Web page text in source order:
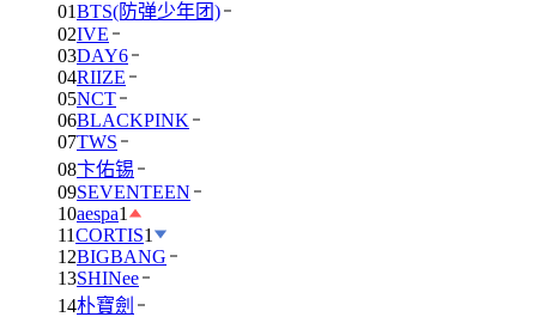
01BTS(防弹少年团)
02IVE
03DAY6
04RIIZE
05NCT
06BLACKPINK
07TWS
08卞佑锡
09SEVENTEEN
10aespa1
11CORTIS1
12BIGBANG
13SHINee
14朴寶劍